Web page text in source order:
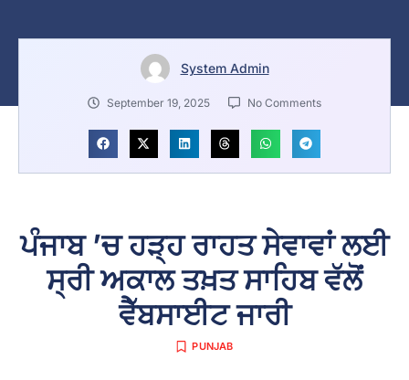
System Admin
September 19, 2025 No Comments
ਪੰਜਾਬ ’ਚ ਹੜ੍ਹ ਰਾਹਤ ਸੇਵਾਵਾਂ ਲਈ
ਸ੍ਰੀ ਅਕਾਲ ਤਖ਼ਤ ਸਾਹਿਬ ਵੱਲੋਂ
ਵੈੱਬਸਾਈਟ ਜਾਰੀ
PUNJAB